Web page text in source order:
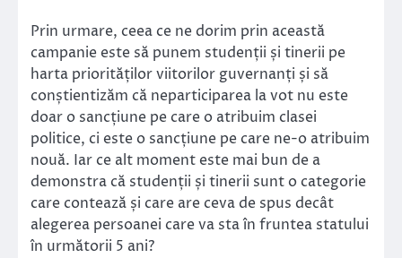
Prin urmare, ceea ce ne dorim prin această
campanie este să punem studenții și tinerii pe
harta priorităților viitorilor guvernanți și să
conștientizăm că neparticiparea la vot nu este
doar o sancțiune pe care o atribuim clasei
politice, ci este o sancțiune pe care ne-o atribuim
nouă. Iar ce alt moment este mai bun de a
demonstra că studenții și tinerii sunt o categorie
care contează și care are ceva de spus decât
alegerea persoanei care va sta în fruntea statului
în următorii 5 ani?